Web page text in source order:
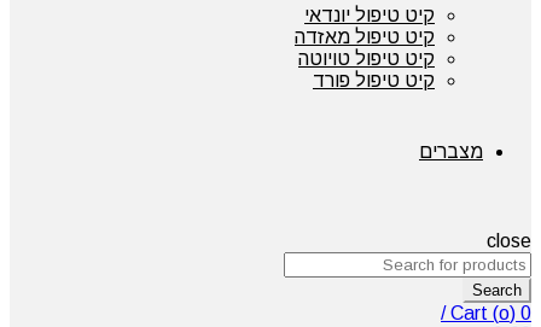
קיט טיפול יונדאי
קיט טיפול מאזדה
קיט טיפול טויוטה
קיט טיפול פורד
מצברים
close
Search
Cart (o) 0
/